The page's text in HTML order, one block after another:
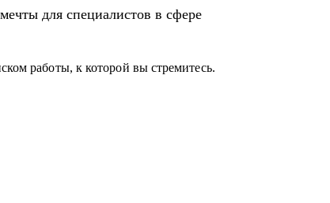
для специалистов в сфере
работы, к которой вы стремитесь.